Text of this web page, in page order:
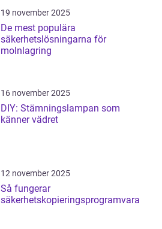
19 november 2025
De mest populära
säkerhetslösningarna för
molnlagring
16 november 2025
DIY: Stämningslampan som
känner vädret
12 november 2025
Så fungerar
säkerhetskopieringsprogramvara